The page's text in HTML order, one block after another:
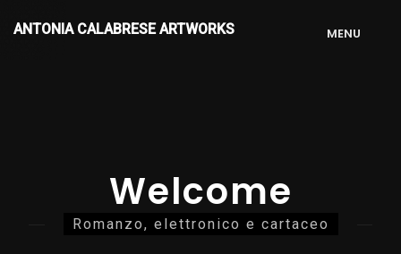
ANTONIA CALABRESE ARTWORKS MENU
Welcome
Romanzo, elettronico e cartaceo